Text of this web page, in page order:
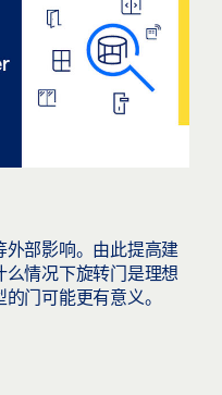
部影响。由此提高建
情况下旋转门是理想
门可能更有意义。